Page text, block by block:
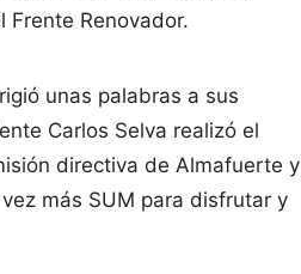
Frente Renovador.
unas palabras a sus
Carlos Selva realizó el
directiva de Almafuerte y
más SUM para disfrutar y